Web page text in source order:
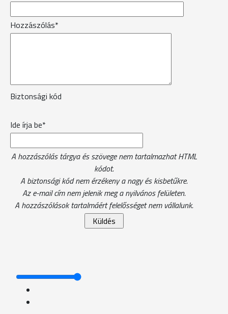
Hozzászólás*
Biztonsági kód
Ide írja be*
A hozzászólás tárgya és szövege nem tartalmazhat HTML
kódot.
A biztonsági kód nem érzékeny a nagy és kisbetűkre.
Az e-mail cím nem jelenik meg a nyilvános felületen.
A hozzászólások tartalmáért felelősséget nem vállalunk.